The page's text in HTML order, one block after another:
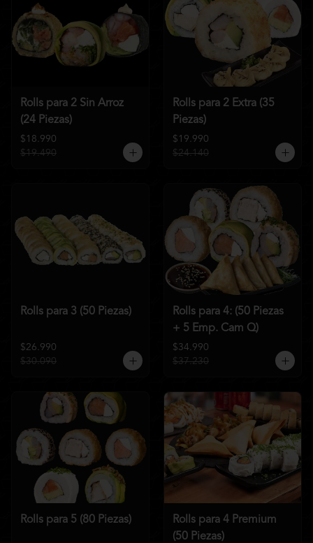
Rolls para 2 Sin Arroz
(24 Piezas)
$18.990
$19.490
Rolls para 2 Extra (35
Piezas)
$19.990
$24.140
Rolls para 3 (50 Piezas)
$26.990
$30.090
Rolls para 4: (50 Piezas
+ 5 Emp. Cam Q)
$34.990
$37.230
Rolls para 5 (80 Piezas)
Rolls para 4 Premium
(50 Piezas)